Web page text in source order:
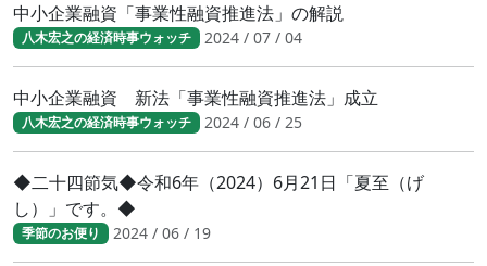
中小企業融資「事業性融資推進法」の解説
八木宏之の経済時事ウォッチ 2024 / 07 / 04
中小企業融資 新法「事業性融資推進法」成立
八木宏之の経済時事ウォッチ 2024 / 06 / 25
◆二十四節気◆令和6年（2024）6月21日「夏至（げ
し）」です。◆
季節のお便り 2024 / 06 / 19